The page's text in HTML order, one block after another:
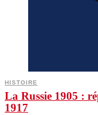
HISTOIRE
La Russie 1905 :
1917